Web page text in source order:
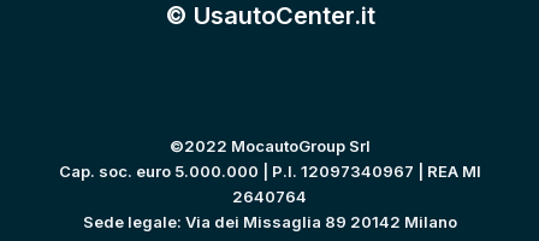
© UsautoCenter.it
©2022 MocautoGroup Srl
Cap. soc. euro 5.000.000 | P.I. 12097340967 | REA MI
2640764
Sede legale: Via dei Missaglia 89 20142 Milano